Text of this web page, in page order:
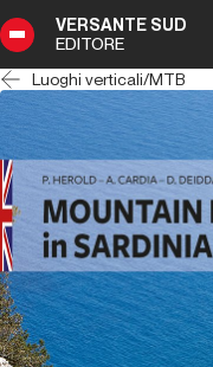
VERSANTE SUD
EDITORE
Luoghi verticali/MTB